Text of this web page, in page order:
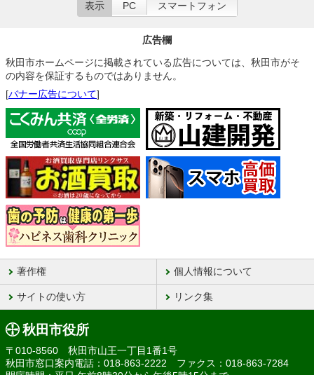
表示 PC スマートフォン
広告欄
秋田市ホームページに掲載されている広告については、秋田市がそ
の内容を保証するものではありません。
[バナー広告について]
著作権 個人情報について
サイトの使い方 リンク集
秋田市役所
〒010-8560 秋田市山王一丁目1番1号
秋田市窓口案内電話：018-863-2222 ファクス：018-863-7284